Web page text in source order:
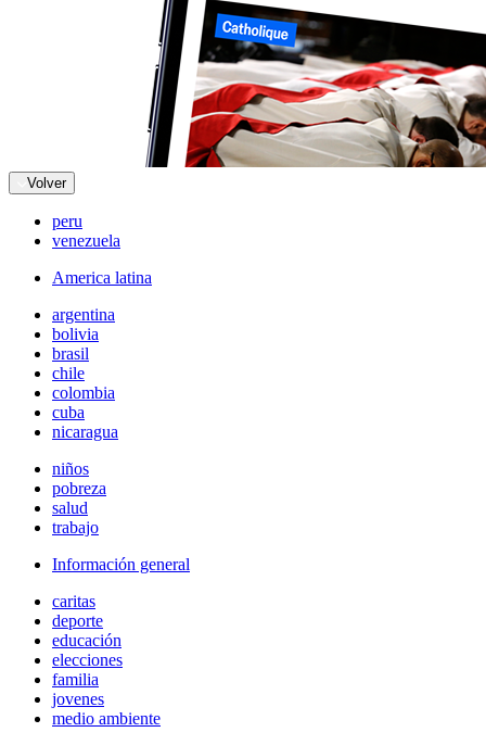
Volver
peru
venezuela
America latina
argentina
bolivia
brasil
chile
colombia
cuba
nicaragua
niños
pobreza
salud
trabajo
Información general
caritas
deporte
educación
elecciones
familia
jovenes
medio ambiente